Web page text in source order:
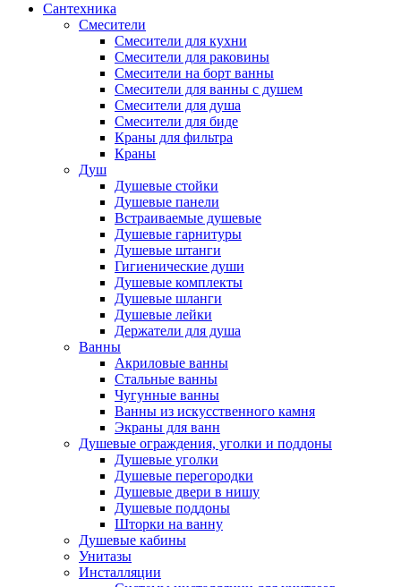
Сантехника
Смесители
Смесители для кухни
Смесители для раковины
Смесители на борт ванны
Смесители для ванны с душем
Смесители для душа
Смесители для биде
Краны для фильтра
Краны
Душ
Душевые стойки
Душевые панели
Встраиваемые душевые
Душевые гарнитуры
Душевые штанги
Гигиенические души
Душевые комплекты
Душевые шланги
Душевые лейки
Держатели для душа
Ванны
Акриловые ванны
Стальные ванны
Чугунные ванны
Ванны из искусственного камня
Экраны для ванн
Душевые ограждения, уголки и поддоны
Душевые уголки
Душевые перегородки
Душевые двери в нишу
Душевые поддоны
Шторки на ванну
Душевые кабины
Унитазы
Инсталляции